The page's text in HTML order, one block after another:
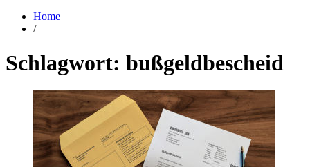
Home
/
Schlagwort: bußgeldbescheid